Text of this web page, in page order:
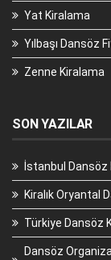
Yat Kiralama
Yılbaşı Dansöz
Zenne Kiralama
SON YAZILAR
İstanbul Dansöz
Kiralık Oryantal
Türkiye Dansöz
Dansöz